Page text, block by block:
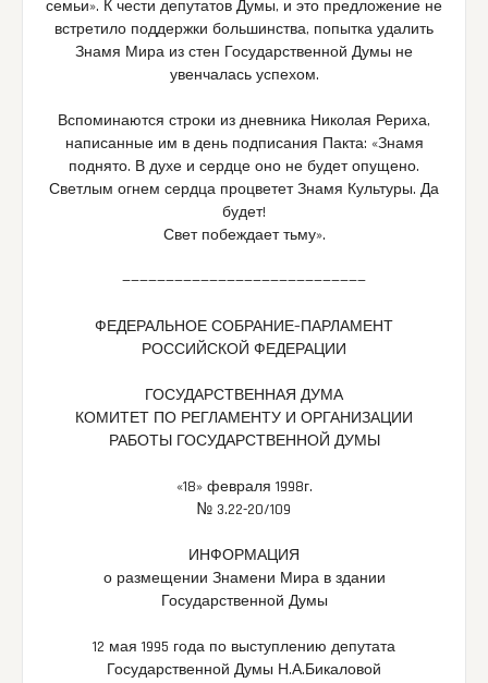
семьи». К чести депутатов Думы, и это предложение не
встретило поддержки большинства, попытка удалить
Знамя Мира из стен Государственной Думы не
увенчалась успехом.
Вспоминаются строки из дневника Николая Рериха,
написанные им в день подписания Пакта: «Знамя
поднято. В духе и сердце оно не будет опущено.
Светлым огнем сердца процветет Знамя Культуры. Да
будет!
Свет побеждает тьму».
————————————————————————————
ФЕДЕРАЛЬНОЕ СОБРАНИЕ–ПАРЛАМЕНТ
РОССИЙСКОЙ ФЕДЕРАЦИИ
ГОСУДАРСТВЕННАЯ ДУМА
КОМИТЕТ ПО РЕГЛАМЕНТУ И ОРГАНИЗАЦИИ
РАБОТЫ ГОСУДАРСТВЕННОЙ ДУМЫ
«18» февраля 1998г.
№ 3.22-20/109
ИНФОРМАЦИЯ
о размещении Знамени Мира в здании
Государственной Думы
12 мая 1995 года по выступлению депутата
Государственной Думы Н.А.Бикаловой